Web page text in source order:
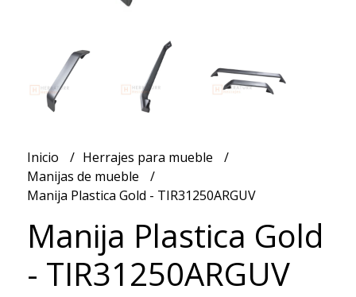
Inicio
Herrajes para mueble
Manijas de mueble
Manija Plastica Gold - TIR31250ARGUV
Manija Plastica Gold
- TIR31250ARGUV